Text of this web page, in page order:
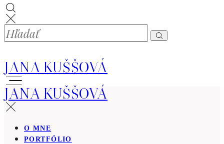
JANA KUŠŠOVÁ
JANA KUŠŠOVÁ
O MNE
PORTFÓLIO